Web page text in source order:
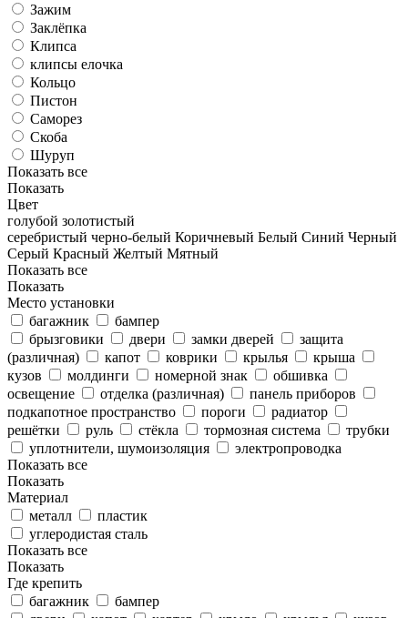
Зажим
Заклёпка
Клипса
клипсы елочка
Кольцо
Пистон
Саморез
Скоба
Шуруп
Показать все
Показать
Цвет
голубой золотистый
серебристый черно-белый Коричневый Белый Синий Черный
Серый Красный Желтый Мятный
Показать все
Показать
Место установки
багажник
бампер
брызговики
двери замки дверей
защита
(различная)
капот коврики крылья
крыша
кузов
молдинги номерной знак
обшивка
освещение
отделка (различная)
панель приборов
подкапотное пространство
пороги
радиатор
решётки
руль стёкла тормозная система
трубки
уплотнители, шумоизоляция
электропроводка
Показать все
Показать
Материал
металл
пластик
углеродистая сталь
Показать все
Показать
Где крепить
багажник
бампер